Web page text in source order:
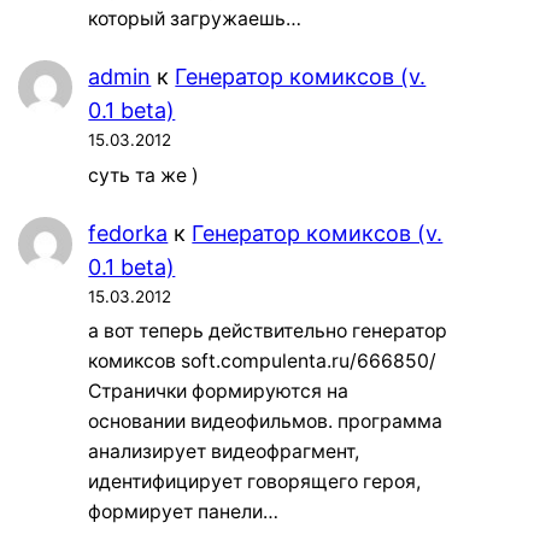
который загружаешь…
admin к Генератор комиксов (v.
0.1 beta)
15.03.2012
суть та же )
fedorka к Генератор комиксов (v.
0.1 beta)
15.03.2012
а вот теперь действительно генератор
комиксов soft.compulenta.ru/666850/
Странички формируются на
основании видеофильмов. программа
анализирует видеофрагмент,
идентифицирует говорящего героя,
формирует панели…